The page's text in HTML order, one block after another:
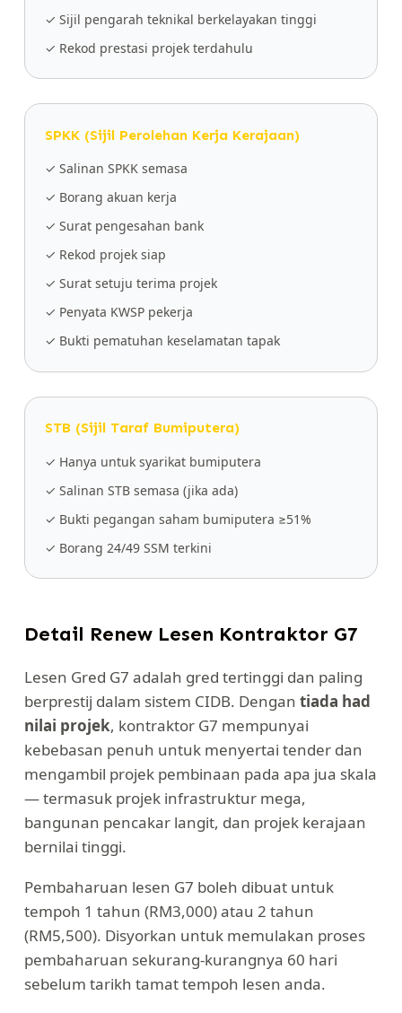
✓ Sijil pengarah teknikal berkelayakan tinggi
✓ Rekod prestasi projek terdahulu
SPKK (Sijil Perolehan Kerja Kerajaan)
✓ Salinan SPKK semasa
✓ Borang akuan kerja
✓ Surat pengesahan bank
✓ Rekod projek siap
✓ Surat setuju terima projek
✓ Penyata KWSP pekerja
✓ Bukti pematuhan keselamatan tapak
STB (Sijil Taraf Bumiputera)
✓ Hanya untuk syarikat bumiputera
✓ Salinan STB semasa (jika ada)
✓ Bukti pegangan saham bumiputera ≥51%
✓ Borang 24/49 SSM terkini
Detail Renew Lesen Kontraktor G7
Lesen Gred G7 adalah gred tertinggi dan paling
berprestij dalam sistem CIDB. Dengan tiada had
nilai projek, kontraktor G7 mempunyai
kebebasan penuh untuk menyertai tender dan
mengambil projek pembinaan pada apa jua skala
— termasuk projek infrastruktur mega,
bangunan pencakar langit, dan projek kerajaan
bernilai tinggi.
Pembaharuan lesen G7 boleh dibuat untuk
tempoh 1 tahun (RM3,000) atau 2 tahun
(RM5,500). Disyorkan untuk memulakan proses
pembaharuan sekurang-kurangnya 60 hari
sebelum tarikh tamat tempoh lesen anda.